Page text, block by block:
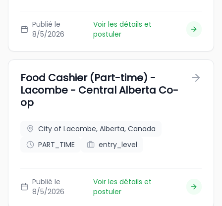
Publié le
8/5/2026
Voir les détails et
postuler
Food Cashier (Part-time) -
Lacombe - Central Alberta Co-
op
City of Lacombe, Alberta, Canada
PART_TIME
entry_level
Publié le
8/5/2026
Voir les détails et
postuler